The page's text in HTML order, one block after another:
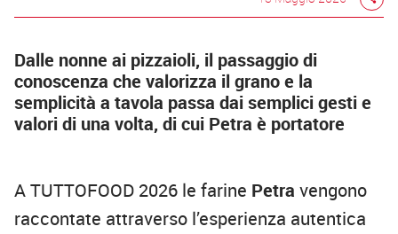
Dalle nonne ai pizzaioli, il passaggio di
conoscenza che valorizza il grano e la
semplicità a tavola passa dai semplici gesti e
valori di una volta, di cui Petra è portatore
A TUTTOFOOD 2026 le farine Petra vengono
raccontate attraverso l’esperienza autentica